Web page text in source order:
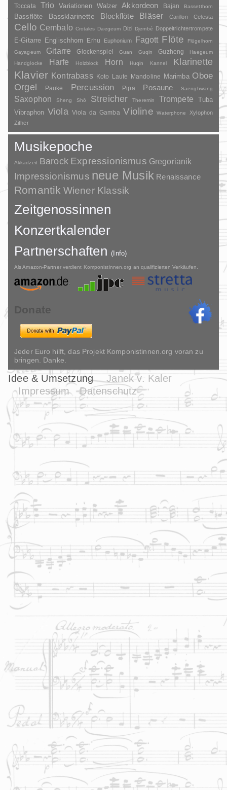
Toccata Trio Variationen Walzer Akkordeon Bajan Bassetthorn
Bassflöte Bassklarinette Blockflöte Bläser Carillon Celesta
Cello Cembalo Crotales Daegeum Dizi Djembé Doppeltrichtertrompete
E-Gitarre Englischhorn Erhu Euphonium Fagott Flöte
Flügelhorn
Gayageum
Gitarre Glockenspiel Guan Guqin Guzheng
Haegeum
Handglocke
Harfe Holzblock Horn Huqin Kannel Klarinette
Klavier Kontrabass Koto Laute Mandoline Marimba Oboe
Orgel Pauke Percussion Pipa Posaune Saenghwang
Saxophon Sheng Shō Streicher Theremin Trompete
Tuba
Vibraphon Viola Viola da Gamba Violine Waterphone
Xylophon
Zither
Musikepoche
Akkadzeit Barock Expressionismus Gregorianik
Impressionismus neue Musik Renaissance
Romantik Wiener Klassik
Zeitgenossinnen
Konzertkalender
Partnerschaften(Info)
Als Amazon-Partner verdient Komponistinnen.org an qualifizierten Verkäufen.
Donate
Jeder Euro hilft, das Projekt Komponistinnen.org voran zu
bringen. Danke.
Idee & Umsetzung
Janek v. Kaler
Impressum
Datenschutz